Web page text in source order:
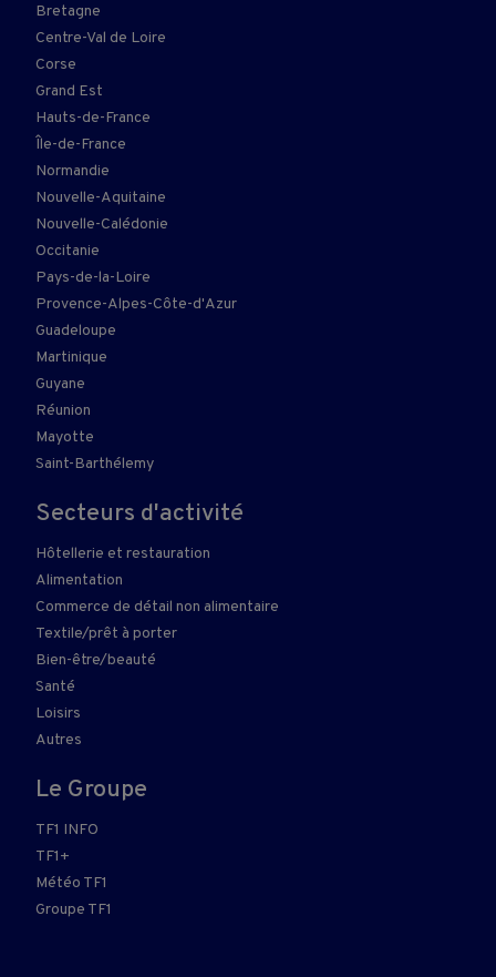
Bretagne
Centre-Val de Loire
Corse
Grand Est
Hauts-de-France
Île-de-France
Normandie
Nouvelle-Aquitaine
Nouvelle-Calédonie
Occitanie
Pays-de-la-Loire
Provence-Alpes-Côte-d'Azur
Guadeloupe
Martinique
Guyane
Réunion
Mayotte
Saint-Barthélemy
Secteurs d'activité
Hôtellerie et restauration
Alimentation
Commerce de détail non alimentaire
Textile/prêt à porter
Bien-être/beauté
Santé
Loisirs
Autres
Le Groupe
TF1 INFO
TF1+
Météo TF1
Groupe TF1